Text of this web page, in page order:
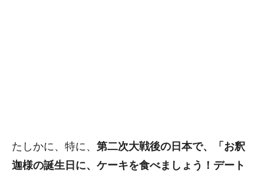
たしかに、特に、 第二次大戦後の日本で、「お釈
迦様の誕生日に、ケーキを食べましょう！デート